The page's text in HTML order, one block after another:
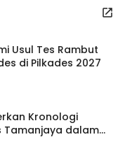
Usul Tes Rambut
di Pilkades 2027
Kronologi
Tamanjaya dalam